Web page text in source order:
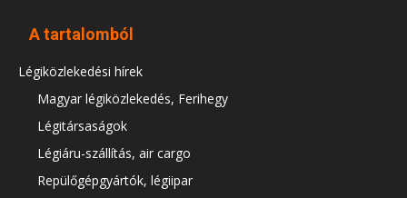
A tartalomból
Légiközlekedési hírek
Magyar légiközlekedés, Ferihegy
Légitársaságok
Légiáru-szállítás, air cargo
Repülőgépgyártók, légiipar